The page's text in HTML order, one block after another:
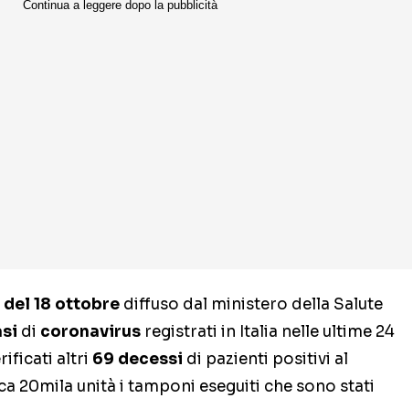
18 ottobre diffuso dal ministero della Salute
di coronavirus registrati in Italia nelle ultime 24
altri 69 decessi di pazienti positivi al
20mila unità i tamponi eseguiti che sono stati